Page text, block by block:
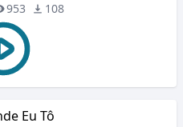
953 108
Eu Tô